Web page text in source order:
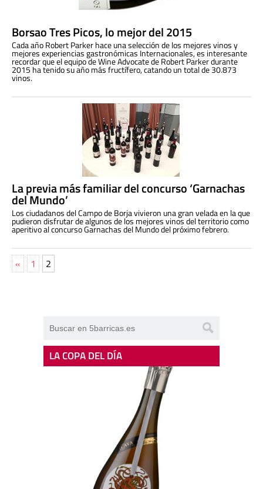
Borsao Tres Picos, lo mejor del 2015
Cada año Robert Parker hace una selección de los mejores vinos y
mejores experiencias gastronómicas Internacionales, es interesante
recordar que el equipo de Wine Advocate de Robert Parker durante
2015 ha tenido su año más fructífero, catando un total de 30.873
vinos.
La previa más familiar del concurso ‘Garnachas
del Mundo’
Los ciudadanos del Campo de Borja vivieron una gran velada en la que
pudieron disfrutar de algunos de los mejores vinos del territorio como
aperitivo al concurso Garnachas del Mundo del próximo febrero.
« 1 2
LA COPA DEL DÍA